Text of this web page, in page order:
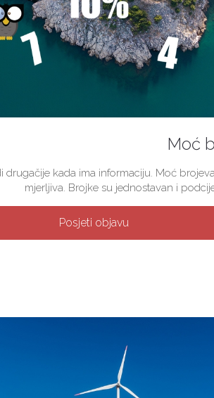
Moć
drugačije kada ima informaciju. Moć
mjerljiva. Brojke su jednostavan i
Posjeti objavu